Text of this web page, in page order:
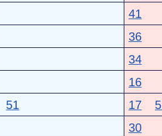
41
36
34
16
51 17
30